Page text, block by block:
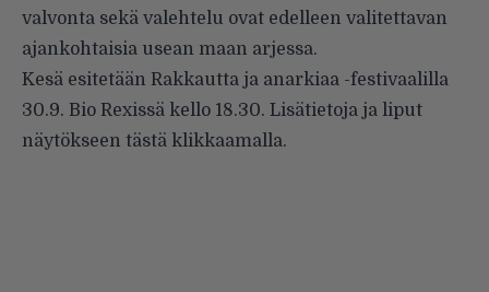
valvonta sekä valehtelu ovat edelleen valitettavan
ajankohtaisia usean maan arjessa.
Kesä esitetään Rakkautta ja anarkiaa -festivaalilla
30.9. Bio Rexissä kello 18.30. Lisätietoja ja liput
näytökseen tästä klikkaamalla.